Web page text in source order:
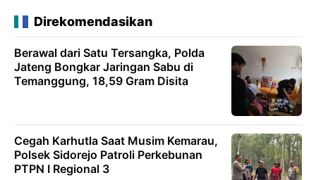
Direkomendasikan
Berawal dari Satu Tersangka, Polda
Jateng Bongkar Jaringan Sabu di
Temanggung, 18,59 Gram Disita
Cegah Karhutla Saat Musim Kemarau,
Polsek Sidorejo Patroli Perkebunan
PTPN I Regional 3